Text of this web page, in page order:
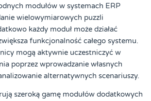
modułów w systemach ERP
wielowymiarowych puzzli
każdy moduł może działać
funkcjonalność całego systemu.
mogą aktywnie uczestniczyć w
poprzez wprowadzanie własnych
alternatywnych scenariuszy.
szeroką gamę modułów dodatkowych